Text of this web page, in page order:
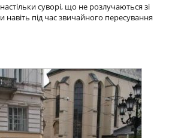
суворі, що не розлучаються зі
навіть під час звичайного пересування